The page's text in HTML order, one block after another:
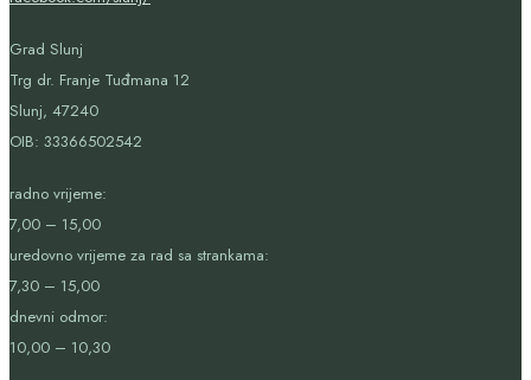
Grad Slunj
Trg dr. Franje Tuđmana 12
Slunj, 47240
OIB: 33366502542
radno vrijeme:
7,00 – 15,00
uredovno vrijeme za rad sa strankama:
7,30 – 15,00
dnevni odmor:
10,00 – 10,30